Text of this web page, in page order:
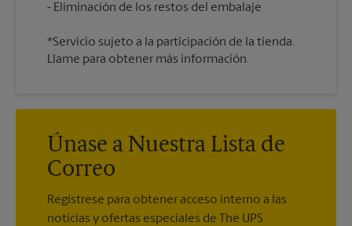
*Servicio sujeto a la participación de la tienda.
Llame para obtener más información.
Únase a Nuestra Lista de
Correo
Regístrese para obtener acceso interno a las
noticias y ofertas especiales de The UPS